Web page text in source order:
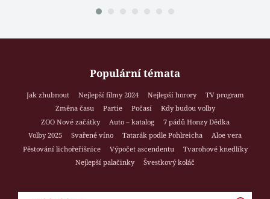
Populární témata
Jak zhubnout Nejlepší filmy 2024 Nejlepší horory
TV program
Změna času
Partie Počasí
Kdy budou volby
ZOO Nové začátky
Auto – katalog
7 pádů Honzy Dědka
Volby 2025
Svařené víno Tatarák podle Pohlreicha
Aloe vera
Pěstování lichořeřišnice
Výpočet ascendentu
Tvarohové knedlíky
Nejlepší palačinky
Švestkový koláč